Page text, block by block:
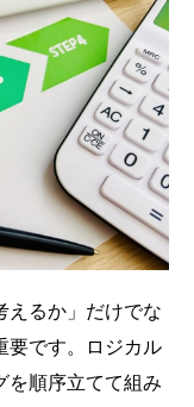
えるか」だけでな
要です。ロジカル
を順序立てて組み